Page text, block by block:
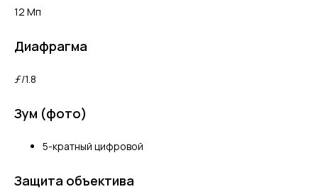
12 Мп
Диафрагма
ƒ/1.8
Зум (фото)
5-кратный цифровой
Защита объектива